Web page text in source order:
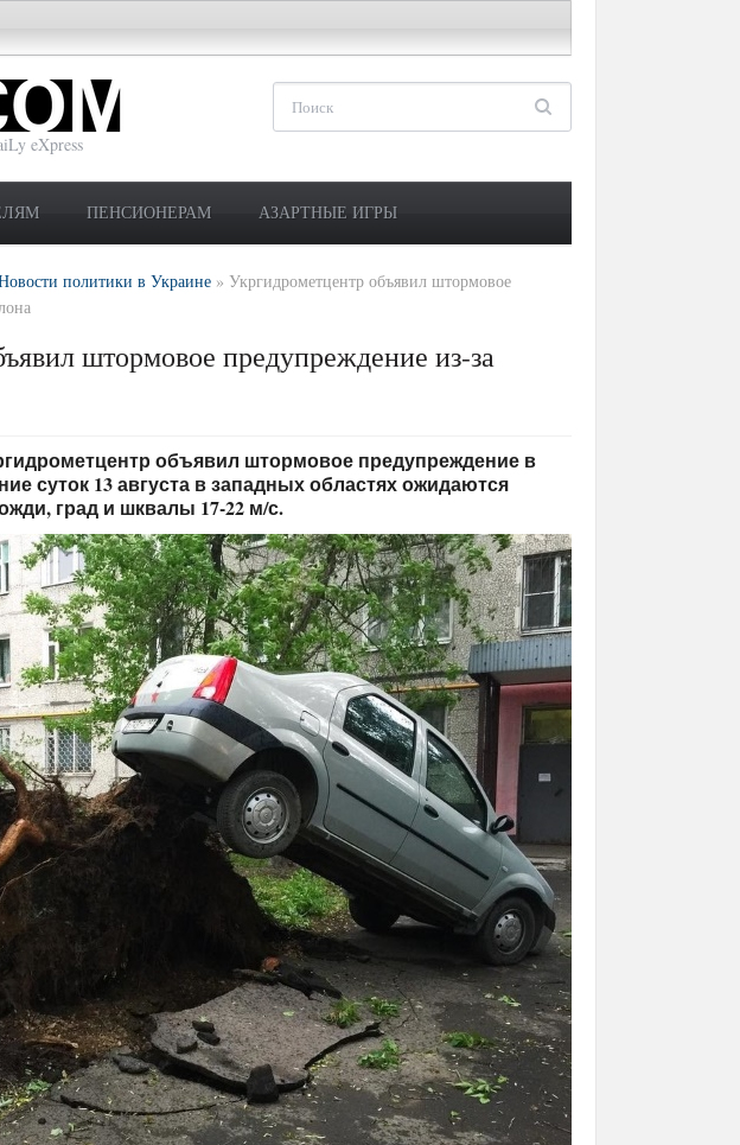
eXpress
ПЕНСИОНЕРАМ АЗАРТНЫЕ ИГРЫ
политики в Украине » Укргидрометцентр объявил штормовое
штормовое предупреждение из-за
объявил штормовое предупреждение в
суток 13 августа в западных областях ожидаются
град и шквалы 17-22 м/с.